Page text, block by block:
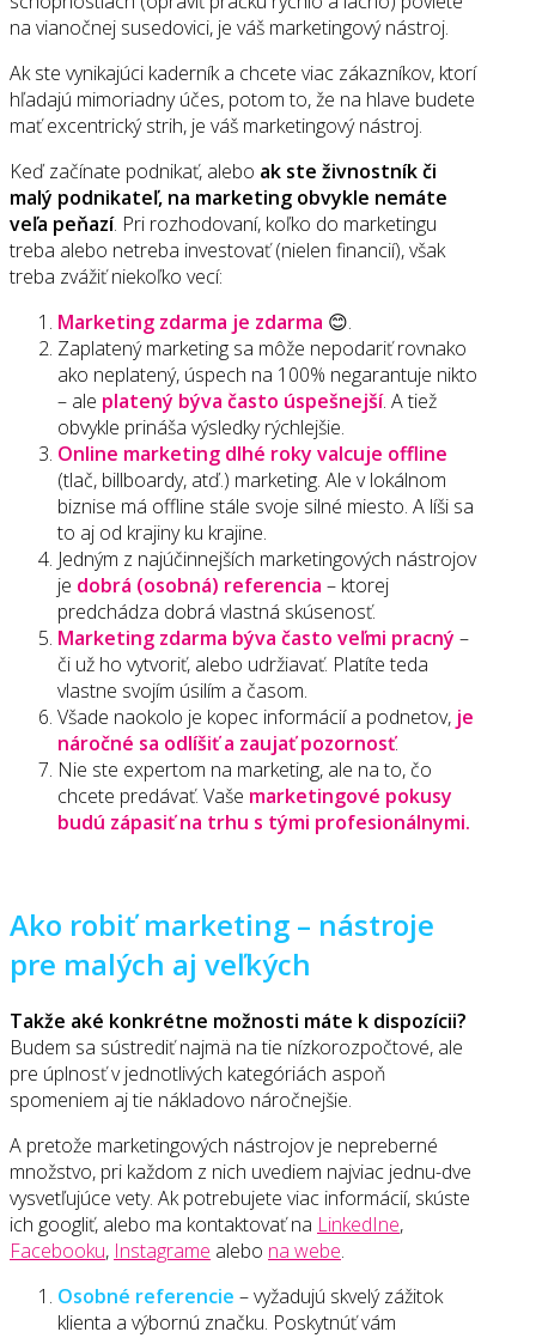
na vianočnej susedovici, je váš marketingový nástroj.
Ak ste vynikajúci kaderník a chcete viac zákazníkov, ktorí
hľadajú mimoriadny účes, potom to, že na hlave budete
mať excentrický strih, je váš marketingový nástroj.
Keď začínate podnikať, alebo ak ste živnostník či
malý podnikateľ, na marketing obvykle nemáte
veľa peňazí. Pri rozhodovaní, koľko do marketingu
treba alebo netreba investovať (nielen financií), však
treba zvážiť niekoľko vecí:
Marketing zdarma je zdarma 😊.
Zaplatený marketing sa môže nepodariť rovnako
ako neplatený, úspech na 100% negarantuje nikto
– ale platený býva často úspešnejší. A tiež
obvykle prináša výsledky rýchlejšie.
Online marketing dlhé roky valcuje offline
(tlač, billboardy, atď.) marketing. Ale v lokálnom
biznise má offline stále svoje silné miesto. A líši sa
to aj od krajiny ku krajine.
Jedným z najúčinnejších marketingových nástrojov
je dobrá (osobná) referencia – ktorej
predchádza dobrá vlastná skúsenosť.
Marketing zdarma býva často veľmi pracný –
či už ho vytvoriť, alebo udržiavať. Platíte teda
vlastne svojím úsilím a časom.
Všade naokolo je kopec informácií a podnetov, je
náročné sa odlíšiť a zaujať pozornosť.
Nie ste expertom na marketing, ale na to, čo
chcete predávať. Vaše marketingové pokusy
budú zápasiť na trhu s tými profesionálnymi.
Ako robiť marketing – nástroje
pre malých aj veľkých
Takže aké konkrétne možnosti máte k dispozícii?
Budem sa sústrediť najmä na tie nízkorozpočtové, ale
pre úplnosť v jednotlivých kategóriách aspoň
spomeniem aj tie nákladovo náročnejšie.
A pretože marketingových nástrojov je nepreberné
množstvo, pri každom z nich uvediem najviac jednu-dve
vysvetľujúce vety. Ak potrebujete viac informácií, skúste
ich googliť, alebo ma kontaktovať na LinkedIne,
Facebooku, Instagrame alebo na webe.
Osobné referencie – vyžadujú skvelý zážitok
klienta a výbornú značku. Poskytnúť vám